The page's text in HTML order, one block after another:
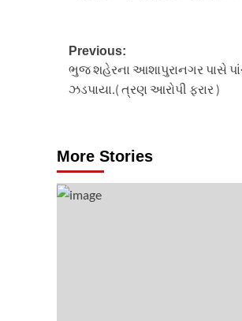
Post
navigation
Previous:
ભુજ શહેરના આશાપુરાનગર પાસે
ઝડપાયા.( ત્રણ આરોપી ફરાર )
More Stories